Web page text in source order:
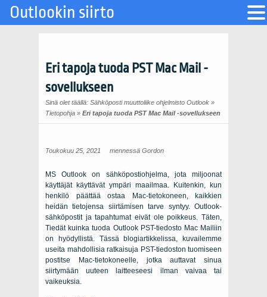
Eri tapoja tuoda PST Mac Mail -
sovellukseen
Sinä olet täällä: Sähköposti muuttoliike ohjelmisto Outlook »
Tietopohja » Eri tapoja tuoda PST Mac Mail -sovellukseen
Toukokuu 25, 2021 mennessä Gordon
MS Outlook on sähköpostiohjelma, jota miljoonat
käyttäjät käyttävät ympäri maailmaa. Kuitenkin, kun
henkilö päättää ostaa Mac-tietokoneen, kaikkien
heidän tietojensa siirtämisen tarve syntyy. Outlook-
sähköpostit ja tapahtumat eivät ole poikkeus. Täten,
Tiedät kuinka tuoda Outlook PST-tiedosto Mac Mailiin
on hyödyllistä. Tässä blogiartikkelissa, kuvailemme
useita mahdollisia ratkaisuja PST-tiedoston tuomiseen
postitse Mac-tietokoneelle, jotka auttavat sinua
siirtymään uuteen laitteeseesi ilman vaivaa tai
vaikeuksia.
Outlookin siirto